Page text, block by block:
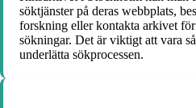
söktjänster på deras webbplats,
forskning eller kontakta arkivet
sökningar. Det är viktigt att vara
underlätta sökprocessen.